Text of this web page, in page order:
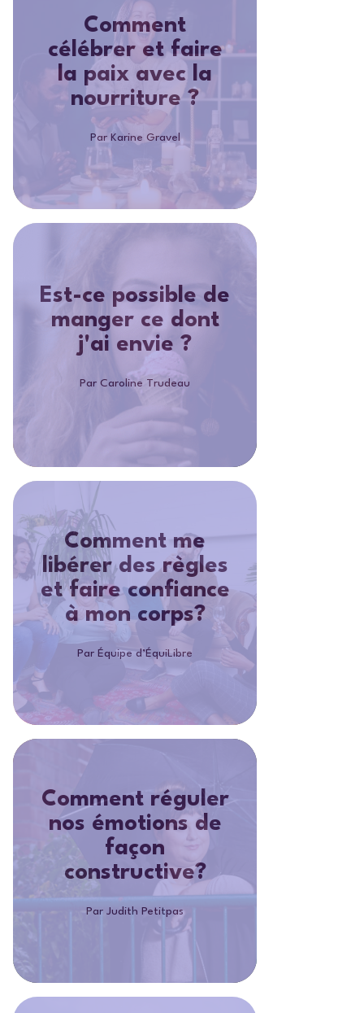
Comment
célébrer et faire
la paix avec la
nourriture ?
Par Karine Gravel
Est-ce possible de
manger ce dont
j'ai envie ?
Par Caroline Trudeau
Comment me
libérer des règles
et faire confiance
à mon corps?
Par Équipe d’ÉquiLibre
Comment réguler
nos émotions de
façon
constructive?
Par Judith Petitpas